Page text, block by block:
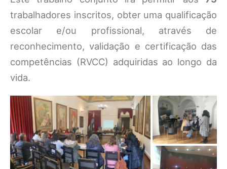
trabalhadores inscritos, obter uma qualificação
escolar e/ou profissional, através de
reconhecimento, validação e certificação das
competências (RVCC) adquiridas ao longo da
vida.